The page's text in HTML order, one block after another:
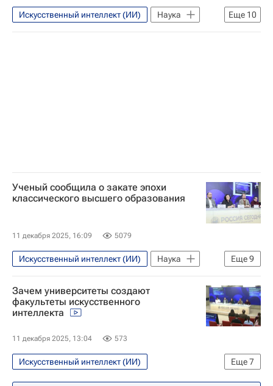
Институт содержания и методов обучения имени В.С. Леднева
Институт содержания и методов обучения
Еще 10
Искусственный интеллект (ИИ)
Наука
Наука
Университетская наука
Ученый сообщила о закате эпохи
классического высшего образования
11 декабря 2025, 16:09 5079
Еще9
Искусственный интеллект (ИИ)
Наука
Университетская наука
Наука
Российские инновации
Цифровая трансформация
Россия
Москва
Единый государственный экзамен (ЕГЭ)
Общество
Зачем университеты создают
факультеты искусственного
интеллекта
11 декабря 2025, 13:04 573
Еще7
Искусственный интеллект (ИИ)
Технологии
РУДН